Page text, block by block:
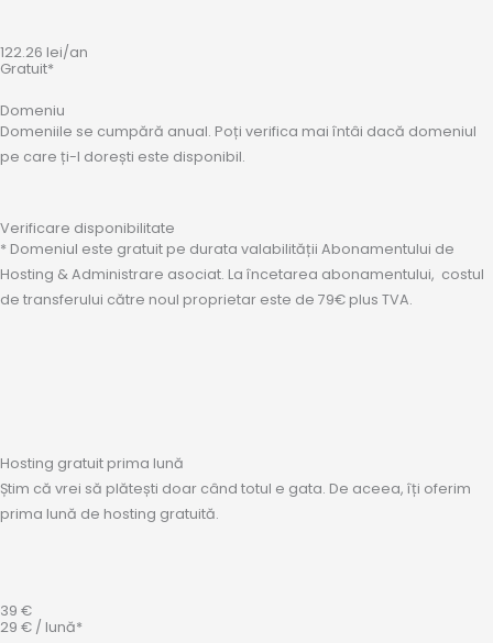
122.26 lei/an
Gratuit*
Domeniu
Domeniile se cumpără anual. Poți verifica mai întâi dacă domeniul
pe care ți-l dorești este disponibil.
Verificare disponibilitate
* Domeniul este gratuit pe durata valabilității Abonamentului de
Hosting & Administrare asociat. La încetarea abonamentului, costul
de transferului către noul proprietar este de 79€ plus TVA.
Hosting gratuit prima lună
Știm că vrei să plătești doar când totul e gata. De aceea, îți oferim
prima lună de hosting gratuită.
39 €
29 € / lună*